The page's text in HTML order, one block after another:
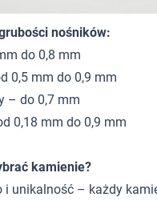
nośników:
do 0,8 mm
0,5 mm do 0,9 mm
– do 0,7 mm
0,18 mm do 0,9 mm
kamienie?
i unikalność – każdy